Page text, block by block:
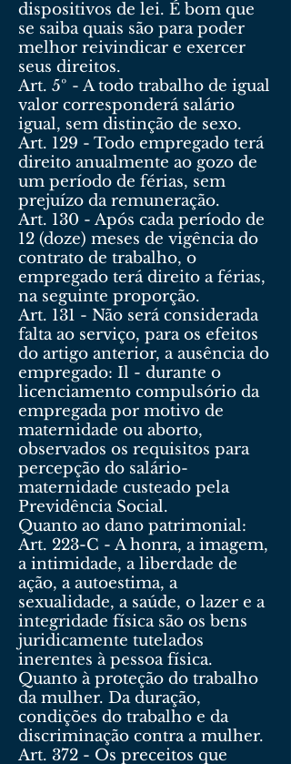
dispositivos de lei. É bom que
se saiba quais são para poder
melhor reivindicar e exercer
seus direitos.
Art. 5º - A todo trabalho de igual
valor corresponderá salário
igual, sem distinção de sexo.
Art. 129 - Todo empregado terá
direito anualmente ao gozo de
um período de férias, sem
prejuízo da remuneração.
Art. 130 - Após cada período de
12 (doze) meses de vigência do
contrato de trabalho, o
empregado terá direito a férias,
na seguinte proporção.
Art. 131 - Não será considerada
falta ao serviço, para os efeitos
do artigo anterior, a ausência do
empregado: Il - durante o
licenciamento compulsório da
empregada por motivo de
maternidade ou aborto,
observados os requisitos para
percepção do salário-
maternidade custeado pela
Previdência Social.
Quanto ao dano patrimonial:
Art. 223-C - A honra, a imagem,
a intimidade, a liberdade de
ação, a autoestima, a
sexualidade, a saúde, o lazer e a
integridade física são os bens
juridicamente tutelados
inerentes à pessoa física.
Quanto à proteção do trabalho
da mulher. Da duração,
condições do trabalho e da
discriminação contra a mulher.
Art. 372 - Os preceitos que